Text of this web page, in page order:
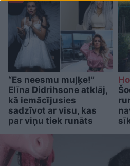
“Es neesmu muļķe!”
Elīna Didrihsone atklāj,
kā iemācījusies
sadzīvot ar visu, kas
par viņu tiek runāts